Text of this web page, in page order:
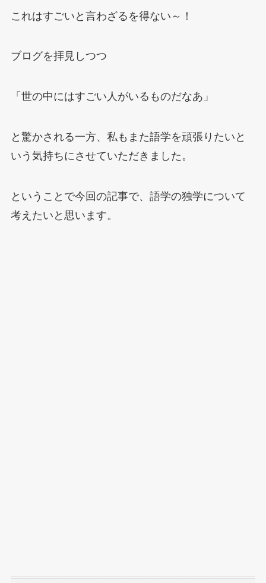
これはすごいと言わざるを得ない～！
ブログを拝見しつつ
「世の中にはすごい人がいるものだなあ」
と驚かされる一方、私もまた語学を頑張りたいと
いう気持ちにさせていただきました。
ということで今回の記事で、語学の独学について
考えたいと思います。